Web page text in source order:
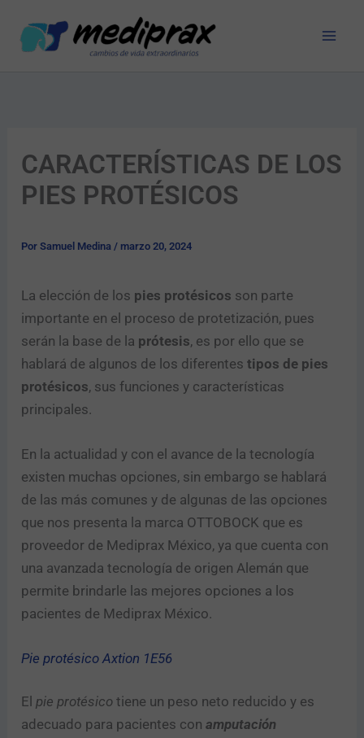
contenido
CARACTERÍSTICAS DE LOS
PIES PROTÉSICOS
PorSamuel Medina / marzo 20, 2024
La elección de los pies protésicos son parte
importante en el proceso de protetización, pues
serán la base de la prótesis, es por ello que se
hablará de algunos de los diferentestipos de pies
protésicos, sus funciones y características
principales.
En la actualidad y con el avance de la tecnología
existen muchas opciones, sin embargo se hablará
de las más comunes y de algunas de las opciones
que nos presenta la marca OTTOBOCK que es
proveedor de Mediprax México, ya que cuenta con
una avanzada tecnología de origen Alemán que
permite brindarle las mejores opciones a los
pacientes de Mediprax México.
Pie protésico Axtion 1E56
Elpie protésicotiene un peso neto reducido y es
adecuado para pacientes conamputación